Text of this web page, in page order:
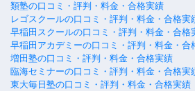
類塾の口コミ・評判・料金・合格実績
レゴスクールの口コミ・評判・料金・合格実
早稲田スクールの口コミ・評判・料金・合格
早稲田アカデミーの口コミ・評判・料金・合
増田塾の口コミ・評判・料金・合格実績
臨海セミナーの口コミ・評判・料金・合格実
東大毎日塾の口コミ・評判・料金・合格実績